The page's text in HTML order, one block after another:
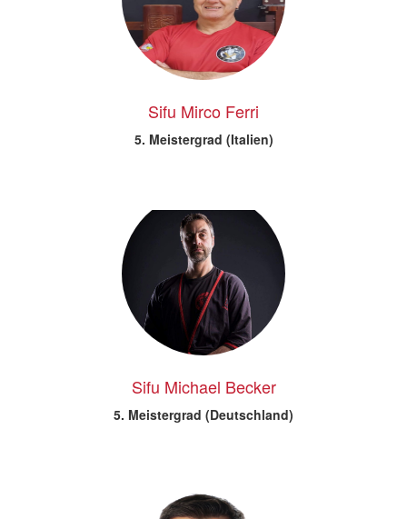
Sifu Mirco Ferri
5. Meistergrad (Italien)
Sifu Michael Becker
5. Meistergrad (Deutschland)